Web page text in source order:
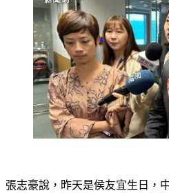
張志豪說，昨天是侯友宜生日，